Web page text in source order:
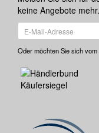
keine Angebote mehr.
Oder möchten Sie sich